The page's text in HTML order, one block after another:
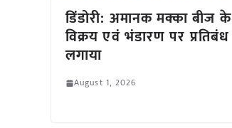
डिंडोरी: अमानक मक्का बीज के
विक्रय एवं भंडारण पर प्रतिबंध
लगाया
August 1, 2026